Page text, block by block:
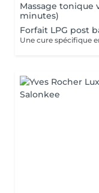
Massage tonique
minutes)
Forfait LPG post